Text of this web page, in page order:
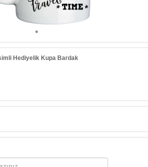
Hediyelik Kupa Bardak